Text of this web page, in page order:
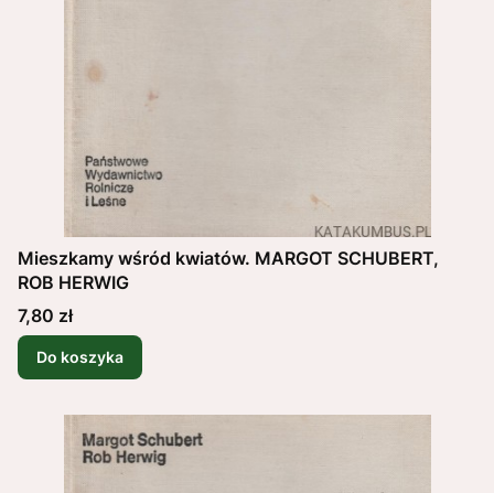
Mieszkamy wśród kwiatów. MARGOT SCHUBERT,
ROB HERWIG
Cena
7,80 zł
Do koszyka